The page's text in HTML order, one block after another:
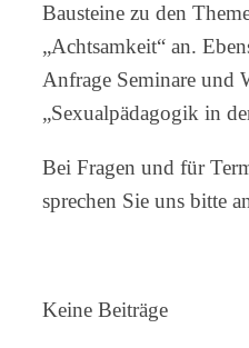
Bausteine zu den
„Achtsamkeit“ an.
Anfrage Seminare und
„Sexualpädagogik in
Bei Fragen und für
sprechen Sie uns bitte
Keine Beiträge